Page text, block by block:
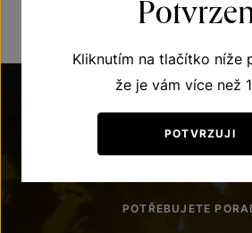
POTŘEBUJETE
Kliknutím na tlačítko níže
že je vám více než
POTVRZUJI